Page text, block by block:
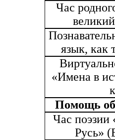
Час
язык, как
«Имена в
Помощь
Час поэзии
Русь»